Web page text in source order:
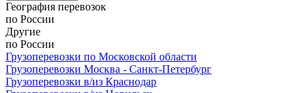
География перевозок
по России
Другие
по России
Грузоперевозки по Московской области
Грузоперевозки Москва - Санкт-Петербург
Грузоперевозки в/из Краснодар